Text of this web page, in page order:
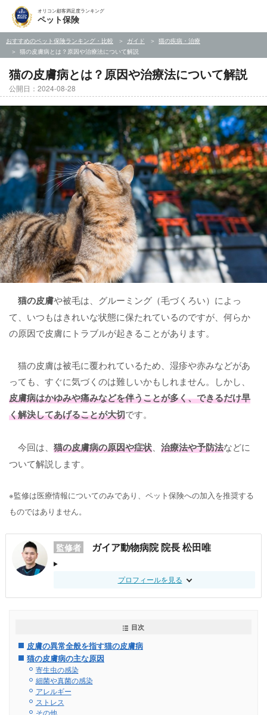
オリコン顧客満足度ランキング
ペット保険
おすすめのペット保険ランキング・比較 ガイド
猫の疾病・治療
猫の皮膚病とは？原因や治療法について解説
猫の皮膚病とは？原因や治療法について解説
公開日：2024-08-28
猫の皮膚や被毛は、グルーミング（毛づくろい）によっ
て、いつもはきれいな状態に保たれているのですが、何らか
の原因で皮膚にトラブルが起きることがあります。
猫の皮膚は被毛に覆われているため、湿疹や赤みなどがあ
っても、すぐに気づくのは難しいかもしれません。しかし、
皮膚病はかゆみや痛みなどを伴うことが多く、できるだけ早
く解決してあげることが大切です。
今回は、 猫の皮膚病の原因や症状 治療法や予防法などに
ついて解説します。
※監修は医療情報についてのみであり、ペット保険への加入を推奨する
ものではありません。
監修者 ガイア動物病院 院長 松田唯
プロフィールを見る
目次
皮膚の異常全般を指す猫の皮膚病
猫の皮膚病の主な原因
寄生虫の感染
細菌や真菌の感染
アレルギー
ストレス
その他